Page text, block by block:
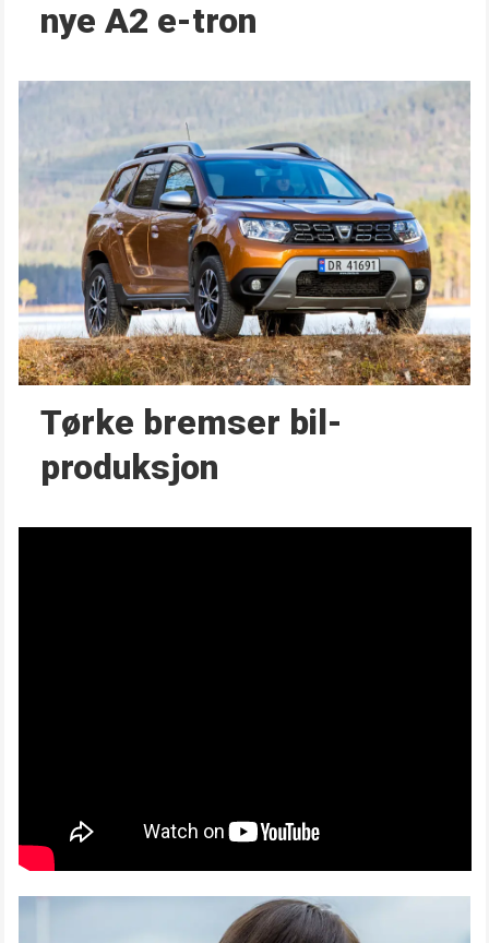
nye A2 e-tron
Tørke bremser bil­
produksjon